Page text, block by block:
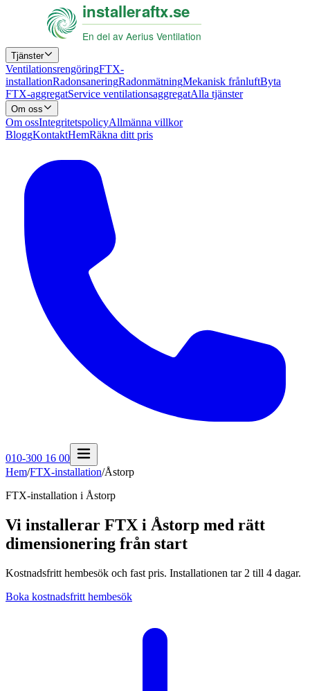
Tjänster
VentilationsrengöringFTX-
installationRadonsaneringRadonmätningMekanisk frånluftByta
FTX-aggregatService ventilationsaggregatAlla tjänster
Om oss
Om ossIntegritetspolicyAllmänna villkor
BloggKontaktHemRäkna ditt pris
010-300 16 00
Hem/FTX-installation/Åstorp
FTX-installation i Åstorp
Vi installerar FTX i Åstorp med rätt
dimensionering från start
Kostnadsfritt hembesök och fast pris. Installationen tar 2 till 4 dagar.
Boka kostnadsfritt hembesök